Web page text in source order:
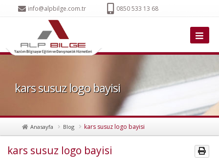
info@alpbilge.com.tr 0850 533 13 68
kars susuz logo bayisi
Anasayfa Blog kars susuz logo bayisi
kars susuz logo bayisi